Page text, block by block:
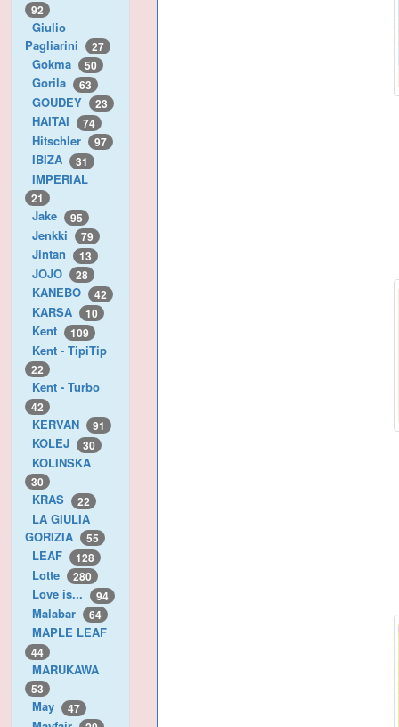
92
Giulio
Pagliarini
27
Gokma 50
Gorila 63
GOUDEY 23
HAITAI 74
Hitschler 97
IBIZA 31
IMPERIAL
21
Jake 95
Jenkki 79
Jintan 13
JOJO 28
KANEBO 42
KARSA 10
Kent 109
Kent - TipiTip
22
Kent - Turbo
42
KERVAN 91
KOLEJ 30
KOLINSKA
30
KRAS 22
LA GIULIA
GORIZIA
55
LEAF 128
Lotte 280
Love is... 94
Malabar 64
MAPLE LEAF
44
MARUKAWA
53
May 47